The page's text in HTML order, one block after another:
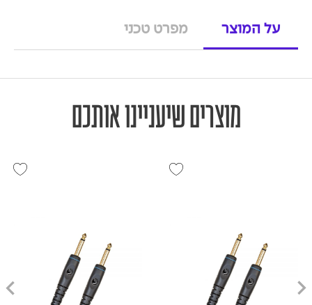
על המוצר מפרט טכני
מוצרים שיעניינו אותכם